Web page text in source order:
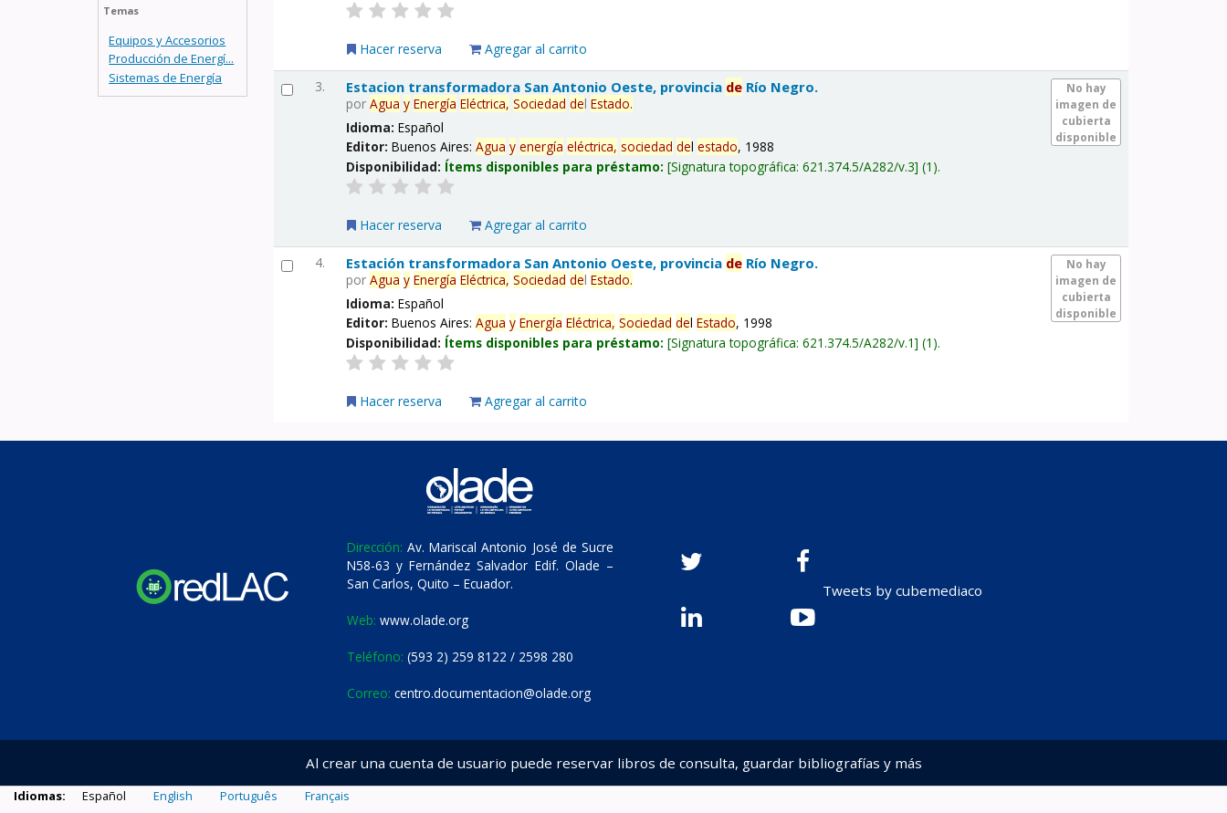
Temas
Equipos y Accesorios
Producción de Energí...
Sistemas de Energía
Hacer reserva Agregar al carrito
3.
No hay
imagen de
cubierta
disponible
Estacion transformadora San Antonio Oeste, provincia de Río Negro.
porAgua y Energía Eléctrica, Sociedad delEstado.
Idioma:Español
Editor:Buenos Aires:Agua y energía eléctrica, sociedad delestado, 1988
Disponibilidad: Ítems disponibles para préstamo: Signatura topográfica:621.374.5/A282/v.3 (1).
Hacer reserva Agregar al carrito
4.
No hay
imagen de
cubierta
disponible
Estación transformadora San Antonio Oeste, provincia de Río Negro.
porAgua y Energía Eléctrica, Sociedad delEstado.
Idioma:Español
Editor:Buenos Aires:Agua y Energía Eléctrica, Sociedad delEstado, 1998
Disponibilidad: Ítems disponibles para préstamo: Signatura topográfica:621.374.5/A282/v.1 (1).
Hacer reserva Agregar al carrito
Dirección: Av. Mariscal Antonio José de Sucre
N58-63 y Fernández Salvador Edif. Olade –
San Carlos, Quito – Ecuador.
Web: www.olade.org
Teléfono: (593 2) 259 8122 / 2598 280
Correo: centro.documentacion@olade.org
Tweets by cubemediaco
Al crear una cuenta de usuario puede reservar libros de consulta, guardar bibliografías y más
Idiomas: Español English Português Français